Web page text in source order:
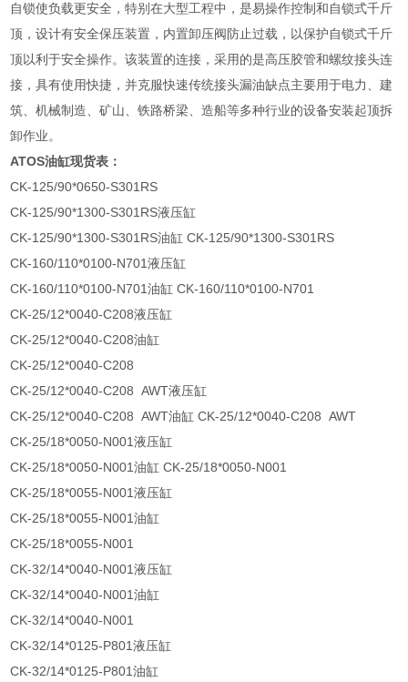
自锁使负载更安全，特别在大型工程中，是易操作控制和自锁式千斤
顶，设计有安全保压装置，内置卸压阀防止过载，以保护自锁式千斤
顶以利于安全操作。该装置的连接，采用的是高压胶管和螺纹接头连
接，具有使用快捷，并克服快速传统接头漏油缺点主要用于电力、建
筑、机械制造、矿山、铁路桥梁、造船等多种行业的设备安装起顶拆
卸作业。
ATOS油缸现货表：
CK-125/90*0650-S301RS
CK-125/90*1300-S301RS液压缸
CK-125/90*1300-S301RS油缸 CK-125/90*1300-S301RS
CK-160/110*0100-N701液压缸
CK-160/110*0100-N701油缸 CK-160/110*0100-N701
CK-25/12*0040-C208液压缸
CK-25/12*0040-C208油缸
CK-25/12*0040-C208
CK-25/12*0040-C208 AWT液压缸
CK-25/12*0040-C208 AWT油缸 CK-25/12*0040-C208 AWT
CK-25/18*0050-N001液压缸
CK-25/18*0050-N001油缸 CK-25/18*0050-N001
CK-25/18*0055-N001液压缸
CK-25/18*0055-N001油缸
CK-25/18*0055-N001
CK-32/14*0040-N001液压缸
CK-32/14*0040-N001油缸
CK-32/14*0040-N001
CK-32/14*0125-P801液压缸
CK-32/14*0125-P801油缸